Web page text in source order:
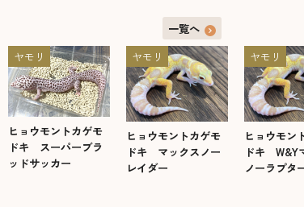
一覧へ
ヤモリ
ヒョウモントカゲモ
ドキ スーパーブラ
ッドサッカー
ヤモリ
ヒョウモントカゲモ
ドキ マックスノー
レイダー
ヤモリ
ヒョウモン
ドキ W&Y
ノーラプタ